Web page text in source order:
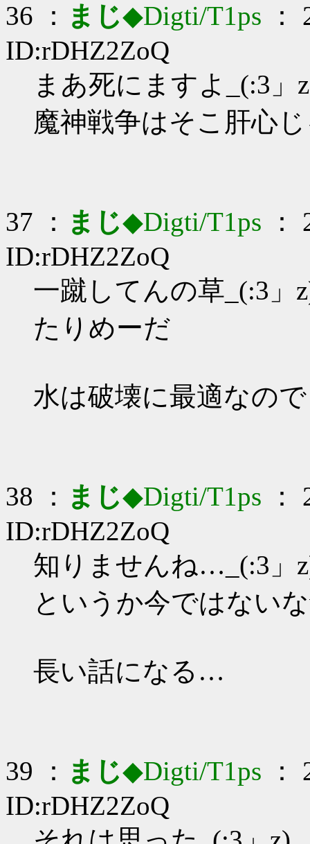
36 ： まじ◆Digti/T1ps ：
ID:rDHZ2ZoQ
まあ死にますよ_(:3」
魔神戦争はそこ肝心
37 ： まじ◆Digti/T1ps ：
ID:rDHZ2ZoQ
一蹴してんの草_(:3」
たりめーだ
水は破壊に最適なので
38 ： まじ◆Digti/T1ps ：
ID:rDHZ2ZoQ
知りませんね…_(:3」
というか今ではない
長い話になる…
39 ： まじ◆Digti/T1ps ：
ID:rDHZ2ZoQ